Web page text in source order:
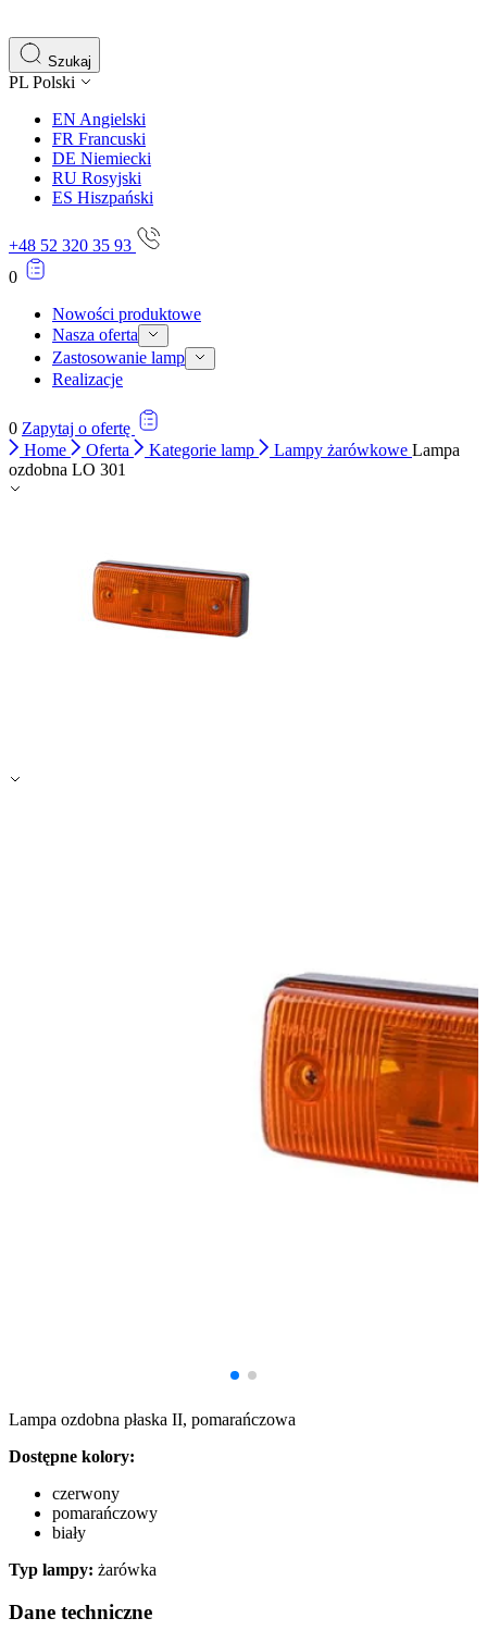
Szukaj
PL Polski
EN Angielski
FR Francuski
DE Niemiecki
RU Rosyjski
ES Hiszpański
+48 52 320 35 93
0
Nowości produktowe
Nasza oferta
Zastosowanie lamp
Realizacje
0 Zapytaj o ofertę
Home
Oferta Kategorie lamp Lampy żarówkowe Lampa
ozdobna LO 301
Lampa ozdobna płaska II, pomarańczowa
Dostępne kolory:
czerwony
pomarańczowy
biały
Typ lampy: żarówka
Dane techniczne
istotne i interesujące dla poszczególnych użytkowników
Nieklasyfikowane
Nieklasyfikowane pliki cookie, to pliki, które są w